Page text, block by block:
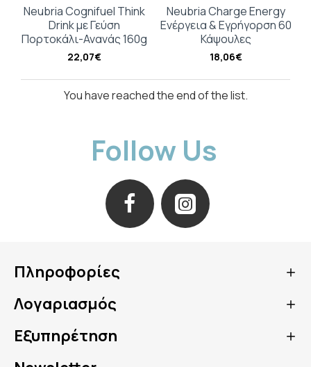
Neubria Cognifuel Think
Drink με Γεύση
Πορτοκάλι-Ανανάς 160g
22,07€
Neubria Charge Energy
Ενέργεια & Εγρήγορση 60
Κάψουλες
18,06€
You have reached the end of the list.
Follow Us
Πληροφορίες
Λογαριασμός
Εξυπηρέτηση